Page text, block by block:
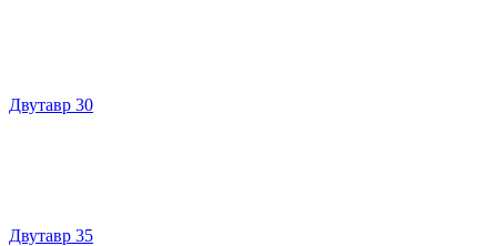
Двутавр 30
Двутавр 35